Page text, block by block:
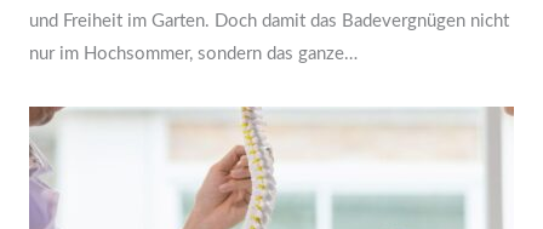
und Freiheit im Garten. Doch damit das Badevergnügen nicht
nur im Hochsommer, sondern das ganze…